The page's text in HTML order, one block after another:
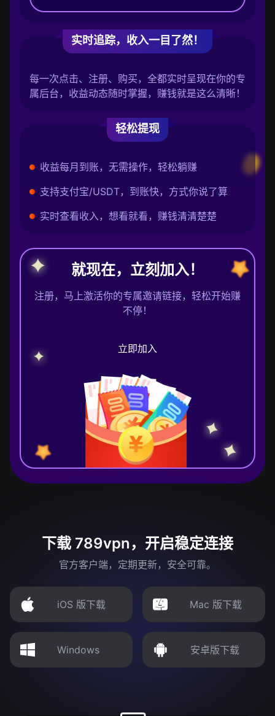
实时追踪，收入一目了然！
每一次点击、注册、购买，全都实时呈现在你的专
属后台，收益动态随时掌握，赚钱就是这么清晰！
轻松提现
收益每月到账，无需操作，轻松躺赚
支持支付宝/USDT，到账快，方式你说了算
实时查看收入，想看就看，赚钱清清楚楚
就现在，立刻加入！
注册，马上激活你的专属邀请链接，轻松开始赚
不停！
立即加入
下载 789vpn，开启稳定连接
官方客户端，定期更新，安全可靠。
iOS 版下载 Mac 版下载
Windows 安卓版下载